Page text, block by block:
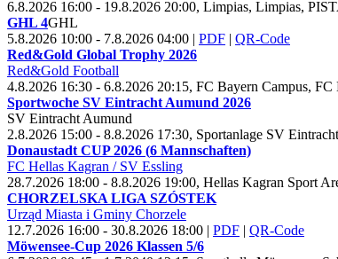
6.8.2026 16:00 - 19.8.2026 20:00, Limpias, Limpias,
GHL 4GHL
5.8.2026 10:00 - 7.8.2026 04:00 | PDF | QR-Code
Red&Gold Global Trophy 2026
Red&Gold Football
4.8.2026 16:30 - 6.8.2026 20:15, FC Bayern Campus,
Sportwoche SV Eintracht Aumund 2026
SV Eintracht Aumund
2.8.2026 15:00 - 8.8.2026 17:30, Sportanlage SV
Donaustadt CUP2026 (6 Mannschaften)
FC Hellas Kagran / SV Essling
28.7.2026 18:00 - 8.8.2026 19:00, Hellas Kagran Sport
CHORZELSKA LIGA SZÓSTEK
Urząd Miasta i Gminy Chorzele
12.7.2026 16:00 - 30.8.2026 18:00 | PDF | QR-Code
Möwensee-Cup 2026 Klassen 5/6